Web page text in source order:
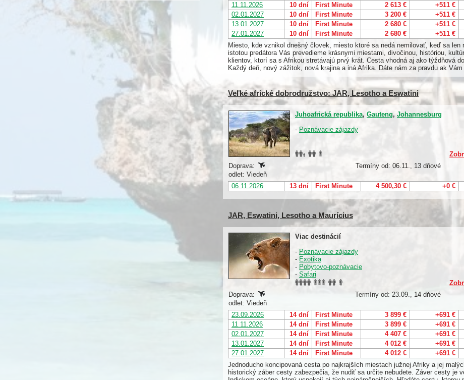
11.11.2026
10 dní First Minute 2 613 € +511 €
02.01.2027
10 dní First Minute 3 200 € +511 €
13.01.2027
10 dní First Minute 2 680 € +511 €
27.01.2027
10 dní First Minute 2 680 € +511 €
Miesto, kde vznikol dnešný človek, miesto ktoré sa nedá nemilovať, keď sa len
istotou predátora Vás prevedieme krásnymi miestami, divočinou, históriou,
klientov, ktorí sa s Afrikou stretávajú prvý krát. Cesta vhodná aj ako týždňová
Každý deň, nový zážitok, nová krajina a iná Afrika. Dáte nám za pravdu ak
Veľké africké dobrodružstvo: JAR, Lesotho a Eswatini
Juhoafrická republika, Gauteng, Johannesburg
- Poznávacie zájazdy
Doprava:
Termíny od: 06.11., 13 dňové
odlet: Viedeň
06.11.2026
13 dní First Minute 4 500,30 € +0 €
JAR, Eswatini, Lesotho a Maurícius
Viac destinácií
- Poznávacie zájazdy
- Exotika
- Pobytovo-poznávacie
- Safari
Doprava:
Termíny od: 23.09., 14 dňové
odlet: Viedeň
23.09.2026
14 dní First Minute 3 899 € +691 €
11.11.2026
14 dní First Minute 3 899 € +691 €
02.01.2027
14 dní First Minute 4 407 € +691 €
13.01.2027
14 dní First Minute 4 012 € +691 €
27.01.2027
14 dní First Minute 4 012 € +691 €
Jednoducho koncipovaná cesta po najkrajších miestach južnej Afriky a jej
historický záber cesty zabezpečia, že nudiť sa určite nebudete. Záver cesty je